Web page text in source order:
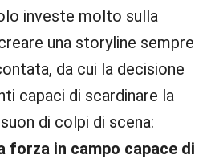
investe molto sulla
una storyline sempre
da cui la decisione
capaci di scardinare la
di colpi di scena:
forza in campo capace di